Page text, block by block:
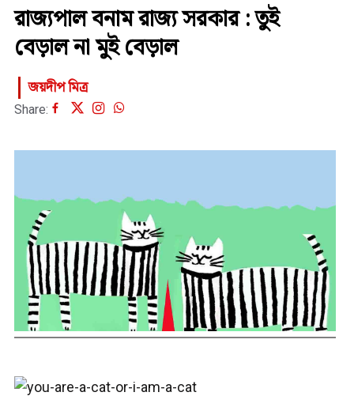
রাজ্যপাল বনাম রাজ্য সরকার : তুই
বেড়াল না মুই বেড়াল
জয়দীপ মিত্র
Share: